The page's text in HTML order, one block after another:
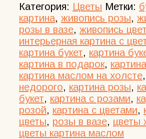
Категория: Цветы Метки:
картина, живопись розы,
розы в вазе, живопись
интерьерная картина с
картина букет, картина
картина в подарок,
картина маслом на холсте,
недорого, картина розы,
букет, картина с розами,
розой, картина с цветами,
цветы, розы в вазе, цветы
цветы картина маслом